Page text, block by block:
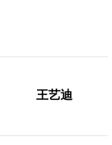
王艺迪